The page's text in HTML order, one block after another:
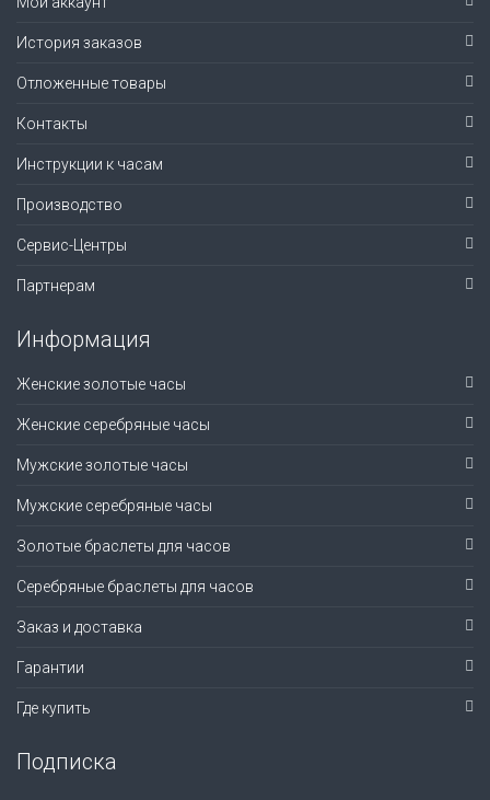
История заказов
Отложенные товары
Контакты
Инструкции к часам
Производство
Сервис-Центры
Партнерам
Информация
Женские золотые часы
Женские серебряные часы
Мужские золотые часы
Мужские серебряные часы
Золотые браслеты для часов
Серебряные браслеты для часов
Заказ и доставка
Гарантии
Где купить
Подписка